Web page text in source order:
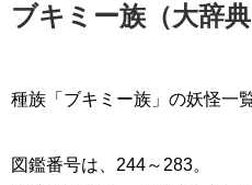
ブキミー族（大辞典
種族「ブキミー族」の妖怪一
図鑑番号は、244～283。